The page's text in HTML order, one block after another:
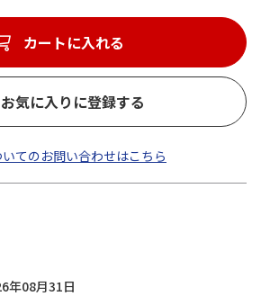
カートに入れる
お気に入りに登録する
てのお問い合わせはこちら
年08月31日